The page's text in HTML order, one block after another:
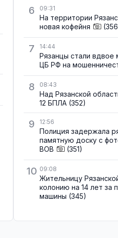
6 09:31
На территории
новая кофейня
7 14:44
Рязанцы стали вдвое
ЦБ РФ на
8 08:43
Над Рязанской
12 БПЛА (352)
9 12:56
Полиция задержала
памятную доску с
ВОВ
(351)
10 09:08
Жительницу
колонию на 14 лет за
машины (345)